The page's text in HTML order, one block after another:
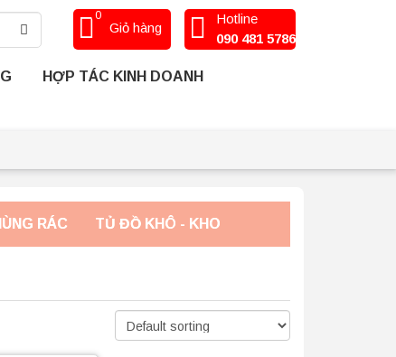
Giỏ hàng
0
Hotline
090 481 5786
HỢP TÁC KINH DOANH
RÁC TỦ ĐỒ KHÔ - KHO